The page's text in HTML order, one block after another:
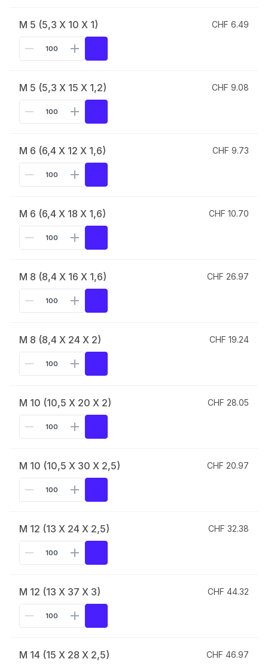
M 5 (5,3 X 10 X 1) CHF 6.49
M 5 (5,3 X 15 X 1,2) CHF 9.08
M 6 (6,4 X 12 X 1,6) CHF 9.73
M 6 (6,4 X 18 X 1,6) CHF 10.70
M 8 (8,4 X 16 X 1,6) CHF 26.97
M 8 (8,4 X 24 X 2) CHF 19.24
M 10 (10,5 X 20 X 2) CHF 28.05
M 10 (10,5 X 30 X 2,5) CHF 20.97
M 12 (13 X 24 X 2,5) CHF 32.38
M 12 (13 X 37 X 3) CHF 44.32
M 14 (15 X 28 X 2,5) CHF 46.97